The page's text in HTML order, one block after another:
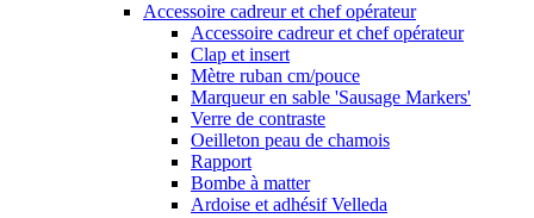
Accessoire cadreur et chef opérateur
Accessoire cadreur et chef opérateur
Clap et insert
Mètre ruban cm/pouce
Marqueur en sable 'Sausage Markers'
Verre de contraste
Oeilleton peau de chamois
Rapport
Bombe à matter
Ardoise et adhésif Velleda